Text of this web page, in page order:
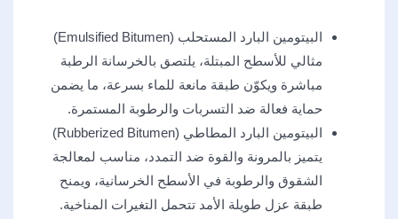
البيتومين البارد المستحلب (Emulsified Bitumen)
مثالي للأسطح المبتلة، يلتصق بالخرسانة الرطبة
مباشرة ويكوّن طبقة مانعة للماء بسرعة، ما يضمن
حماية فعالة ضد التسربات والرطوبة المستمرة.
البيتومين البارد المطاطي (Rubberized Bitumen)
يتميز بالمرونة والقوة ضد التمدد، مناسب لمعالجة
الشقوق والرطوبة في الأسطح الخرسانية، ويمنح
طبقة عزل طويلة الأمد تتحمل التغيرات المناخية.